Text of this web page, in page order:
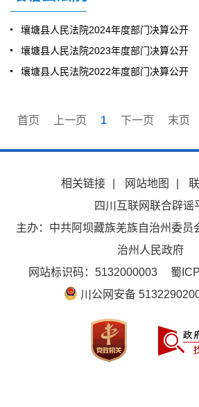
壤塘县人民法院2024年度部门决算公开
壤塘县人民法院2023年度部门决算公开
壤塘县人民法院2022年度部门决算公开
首页 上一页 1 下一页 末页
相关链接 网站地图
四川互联网联合辟谣
主办：中共阿坝藏族羌族自治州委员
治州人民政府
网站标识码：5132000003
蜀
川公网安备